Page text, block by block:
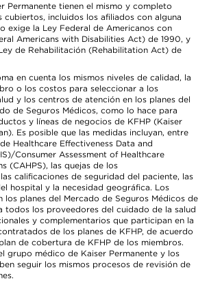
Permanente tienen el mismo y completo
cubiertos, incluidos los afiliados con alguna
exige la Ley Federal de Americanos con
Americans with Disabilities Act) de 1990, y
de Rehabilitación (Rehabilitation Act) de
en cuenta los mismos niveles de calidad, la
o los costos para seleccionar a los
y los centros de atención en los planes del
de Seguros Médicos, como lo hace para
y líneas de negocios de KFHP (Kaiser
Es posible que las medidas incluyan, entre
Healthcare Effectiveness Data and
Consumer Assessment of Healthcare
(CAHPS), las quejas de los
calificaciones de seguridad del paciente, las
hospital y la necesidad geográfica. Los
los planes del Mercado de Seguros Médicos de
todos los proveedores del cuidado de la salud
y complementarios que participan en la
de los planes de KFHP, de acuerdo
de cobertura de KFHP de los miembros.
grupo médico de Kaiser Permanente y los
seguir los mismos procesos de revisión de